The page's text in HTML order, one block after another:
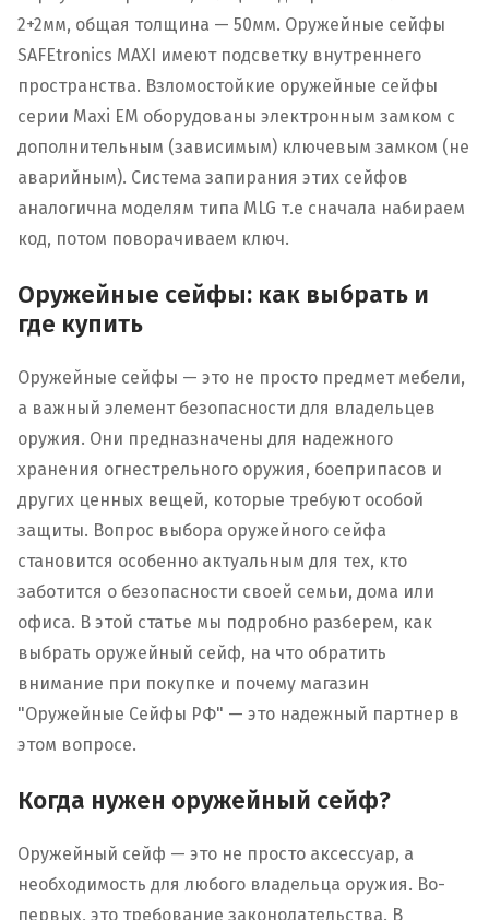
2+2мм, общая толщина — 50мм. Оружейные сейфы
SAFEtronics MAXI имеют подсветку внутреннего
пространства. Взломостойкие оружейные сейфы
серии Maxi EM оборудованы электронным замком с
дополнительным (зависимым) ключевым замком (не
аварийным). Система запирания этих сейфов
аналогична моделям типа MLG т.е сначала набираем
код, потом поворачиваем ключ.
Оружейные сейфы: как выбрать и
где купить
Оружейные сейфы — это не просто предмет мебели,
а важный элемент безопасности для владельцев
оружия. Они предназначены для надежного
хранения огнестрельного оружия, боеприпасов и
других ценных вещей, которые требуют особой
защиты. Вопрос выбора оружейного сейфа
становится особенно актуальным для тех, кто
заботится о безопасности своей семьи, дома или
офиса. В этой статье мы подробно разберем, как
выбрать оружейный сейф, на что обратить
внимание при покупке и почему магазин
"Оружейные Сейфы РФ" — это надежный партнер в
этом вопросе.
Когда нужен оружейный сейф?
Оружейный сейф — это не просто аксессуар, а
необходимость для любого владельца оружия. Во-
первых, это требование законодательства. В